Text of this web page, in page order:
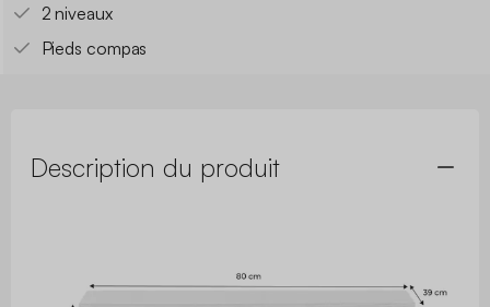
2 niveaux
Pieds compas
Description du produit